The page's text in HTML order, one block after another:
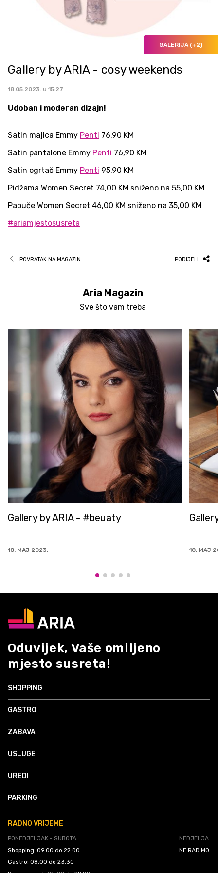
GALERIJA (+2)
Gallery by ARIA - cosy weekends
18.05.2023. u 15:27
Udoban i moderan dizajn!
Satin majica Emmy Penti 76,90 KM
Satin pantalone Emmy Penti 76,90 KM
Satin ogrtač Emmy Penti 95,90 KM
Pidžama Women Secret 74,00 KM sniženo na 55,00 KM
Papuče Women Secret 46,00 KM sniženo na 35,00 KM
#ariamjestosusreta
POVRATAK NA MAGAZIN PODIJELI
Aria Magazin
Sve što vam treba
Gallery by ARIA - #beuaty
18. MAJ 2023. 18. MAJ
Oduvijek, Vaše omiljeno
mjesto susreta!
SHOPPING
GASTRO
ZABAVA
USLUGE
UREDI
PARKING
RADNO VRIJEME
PONEDJELJAK - SUBOTA:
Shopping: 09.00 do 22.00
Gastro: 08.00 do 23.30
NEDJELJA:
NE RADIMO